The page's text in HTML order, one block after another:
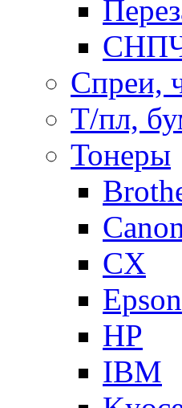
СНПЧ
Спреи,
Т/пл,
Тонеры
Canon
CX
Epson
HP
IBM